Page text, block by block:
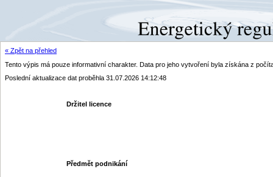
« Zpět na přehled
Tento výpis má pouze informativní charakter. Data pro jeho vytvoření byla získána z
Poslední aktualizace dat proběhla 31.07.2026 14:12:48
Držitel licence
Předmět podnikání